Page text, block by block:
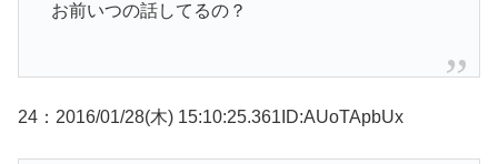
お前いつの話してるの？
24：2016/01/28(木) 15:10:25.361ID:AUoTApbUx